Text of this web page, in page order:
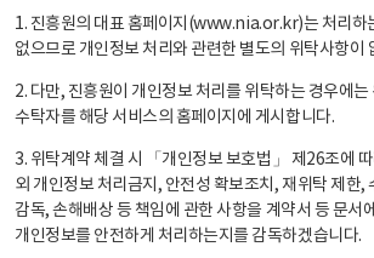
1. 진흥원의 대표 홈페이지(www.nia.or.kr)는 처리하
없으므로 개인정보 처리와 관련한 별도의 위탁사항이
2. 다만, 진흥원이 개인정보 처리를 위탁하는 경우에
수탁자를 해당 서비스의 홈페이지에 게시합니다.
3. 위탁계약 체결 시 「개인정보 보호법」 제26조에
외 개인정보 처리금지, 안전성 확보조치, 재위탁 제한,
감독, 손해배상 등 책임에 관한 사항을 계약서 등 문서
개인정보를 안전하게 처리하는지를 감독하겠습니다.